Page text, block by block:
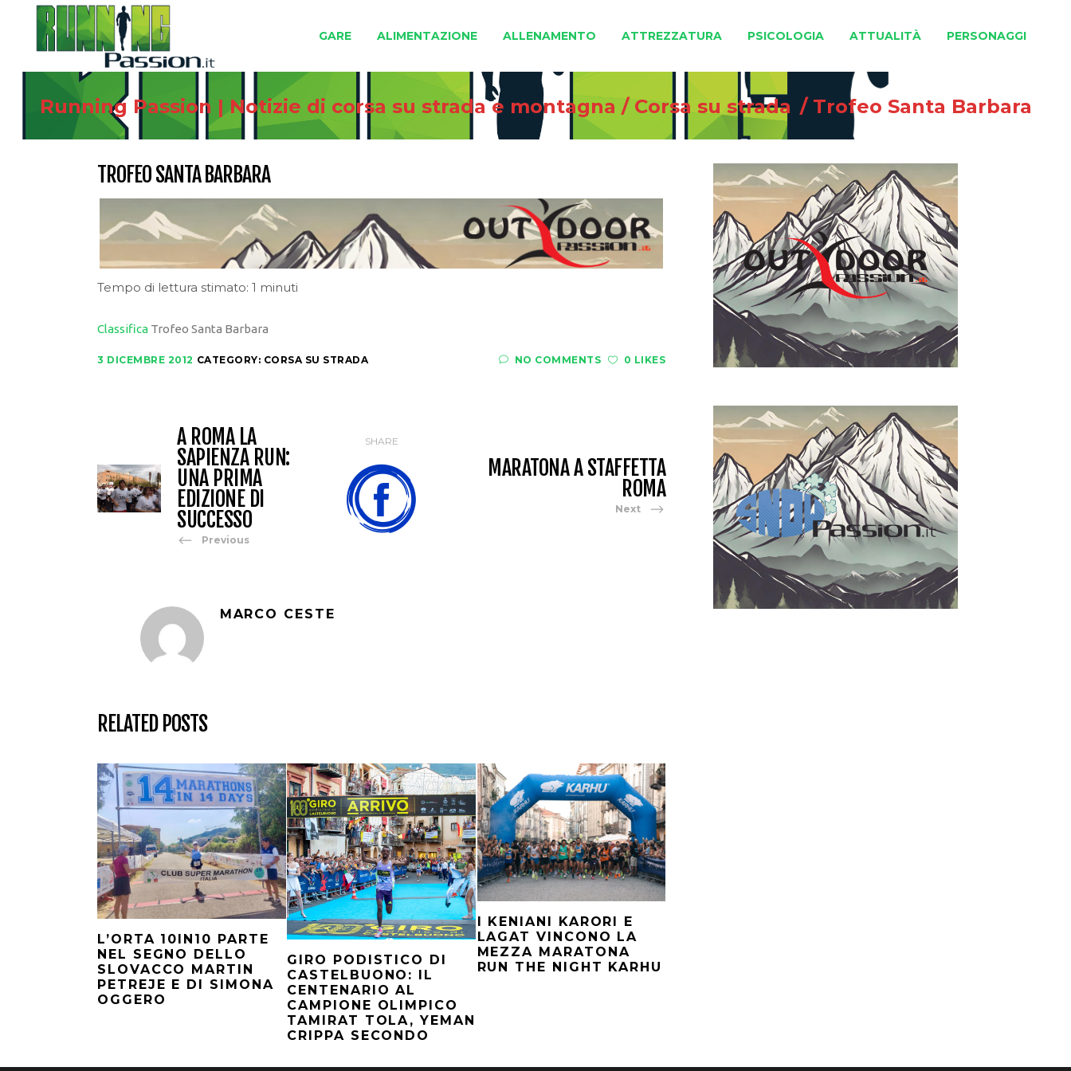
GARE ALIMENTAZIONE ALLENAMENTO ATTREZZATURA PSICOLOGIA ATTUALITÀ PERSONAGGI
Running Passion | Notizie di corsa su strada e montagna / Corsa su strada / Trofeo Santa Barbara
TROFEO SANTA BARBARA
Tempo di lettura stimato: 1 minuti
Classifica Trofeo Santa Barbara
3 DICEMBRE 2012 CATEGORY: CORSA SU STRADA NO COMMENTS 0 LIKES
A ROMA LA
SAPIENZA RUN:
UNA PRIMA
EDIZIONE DI
SUCCESSO
Previous
SHARE
MARATONA A STAFFETTA
ROMA
Next
MARCO CESTE
RELATED POSTS
L’ORTA 10IN10 PARTE
NEL SEGNO DELLO
SLOVACCO MARTIN
PETREJE E DI SIMONA
OGGERO
GIRO PODISTICO DI
CASTELBUONO: IL
CENTENARIO AL
CAMPIONE OLIMPICO
TAMIRAT TOLA, YEMAN
CRIPPA SECONDO
I KENIANI KARORI E
LAGAT VINCONO LA
MEZZA MARATONA
RUN THE NIGHT KARHU